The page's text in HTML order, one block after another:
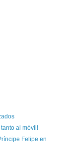
al móvil!
Felipe en